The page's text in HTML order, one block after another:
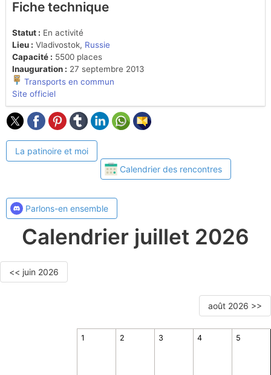
Fiche technique
Statut : En activité
Lieu : Vladivostok, Russie
Capacité : 5500 places
Inauguration : 27 septembre 2013
Transports en commun
Site officiel
La patinoire et moi
Calendrier des rencontres
Parlons-en ensemble
Calendrier juillet 2026
<< juin 2026
août 2026 >>
1 2 3 4 5